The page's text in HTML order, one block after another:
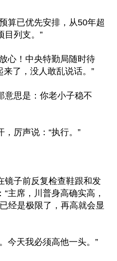
算已优先安排，从50年超
目列支。”
心！中央特勤局随时待
来了，没人敢乱说话。”
意思是：你老小子稳不
厉声说：“执行。”
镜子前反复检查鞋跟和发
主席，川普身高确实高，
经是极限了，再高就会显
今天我必须高他一头。”